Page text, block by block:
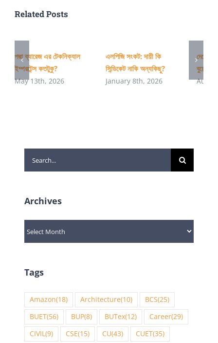
Related Posts
পদ্মা ব্যারেজ এর টেকনিক্যাল
ইম্পরটেন্স কতটুকু?
May 13th, 2026
এলপিজি সংকট: দায়ী কি
সিন্ডিকেট নাকি অন্যকিছু?
January 8th, 2026
দেশের
বুয়েটের
Search
for:
Archives
Archives
Tags
Amazon(18) Architecture(10) BCS(25)
BUET(56) BUP(8) BUTex(12) Career(29)
CIVIL(9) CSE(15) CU(43) CUET(35)